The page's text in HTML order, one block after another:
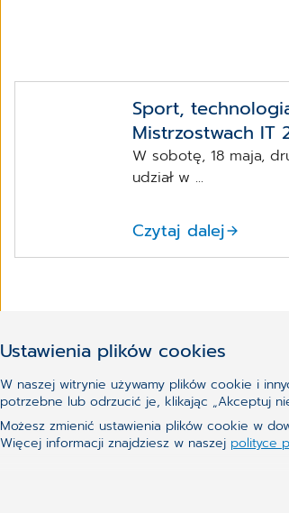
Sport,
Mistrzostwach IT
W sobotę, 18 maja,
udział w ...
Czytaj dalej
Nie udało Ci się
Ustawienia plików cookies
W naszej witrynie używamy plików cookie i
potrzebne lub odrzucić je, klikając „Akceptuj
Możesz zmienić ustawienia plików cookie w
Więcej informacji znajdziesz w naszej polityce